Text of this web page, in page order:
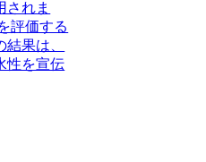
されま
評価する
果は、
性を宣伝